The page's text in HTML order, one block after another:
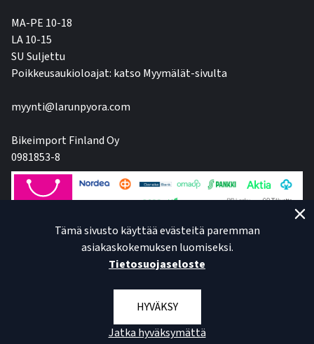
MA-PE 10-18
LA 10-15
SU Suljettu
Poikkeusaukioloajat: katso Myymälät-sivulta
myynti@larunpyora.com
Bikeimport Finland Oy
0981853-8
Tämä sivusto käyttää evästeitä paremman
asiakaskokemuksen luomiseksi.
Tietosuojaseloste
HYVÄKSY
Jatka hyväksymättä